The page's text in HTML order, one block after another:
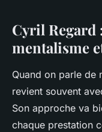
Cyril Regard
mentalisme
Quand on parle de
revient souvent
Son approche va
chaque prestation